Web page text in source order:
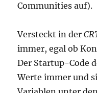
Communities auf).
Versteckt in der
immer, egal ob
Der Startup-Code
Werte immer und